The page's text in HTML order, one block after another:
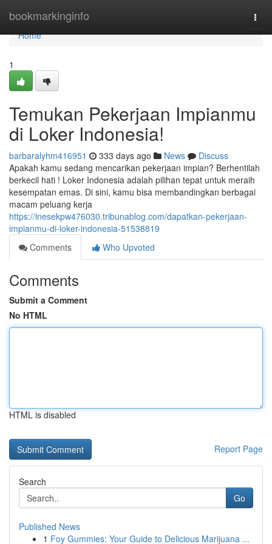
bookmarkinginfo
Home
Home
1
Temukan Pekerjaan Impianmu
di Loker Indonesia!
barbaralyhm416951 333 days ago News
Discuss
Apakah kamu sedang mencarikan pekerjaan impian? Berhentilah
berkecil hati ! Loker Indonesia adalah pilihan tepat untuk meraih
kesempatan emas. Di sini, kamu bisa membandingkan berbagai
macam peluang kerja
https://inesekpw476030.tribunablog.com/dapatkan-pekerjaan-
impianmu-di-loker-indonesia-51538819
Comments
Who Upvoted
Comments
Submit a Comment
No HTML
HTML is disabled
Report Page
Search
Go
Published News
1 Foy Gummies: Your Guide to Delicious Marijuana ...